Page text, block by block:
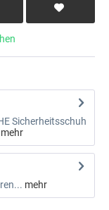
Sicherheitsschuh
mehr
mehr